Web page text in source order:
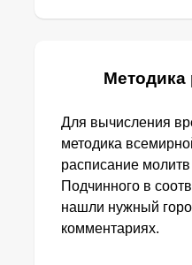
Методика
Для вычисления
методика
расписание
Подчинного в
нашли нужный
комментариях.